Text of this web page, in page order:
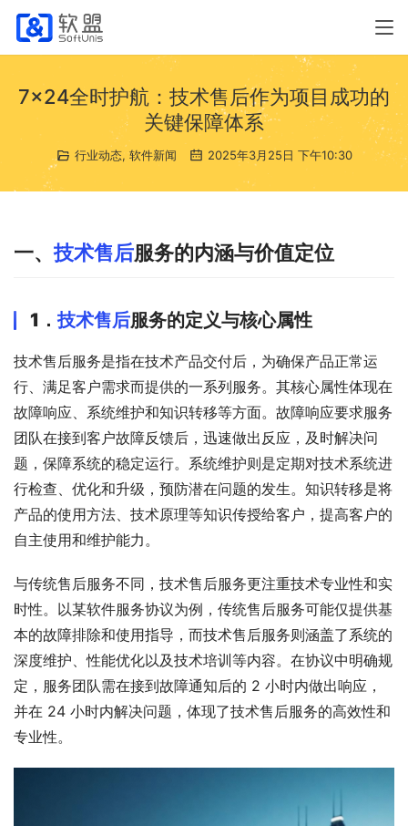
7×24全时护航：技术售后作为项目成功的
关键保障体系
行业动态, 软件新闻 2025年3月25日 下午10:30
一、技术售后服务的内涵与价值定位
1． 技术售后服务的定义与核心属性
技术售后服务是指在技术产品交付后，为确保产品正常运
行、满足客户需求而提供的一系列服务。其核心属性体现在
故障响应、系统维护和知识转移等方面。故障响应要求服务
团队在接到客户故障反馈后，迅速做出反应，及时解决问
题，保障系统的稳定运行。系统维护则是定期对技术系统进
行检查、优化和升级，预防潜在问题的发生。知识转移是将
产品的使用方法、技术原理等知识传授给客户，提高客户的
自主使用和维护能力。
与传统售后服务不同，技术售后服务更注重技术专业性和实
时性。以某软件服务协议为例，传统售后服务可能仅提供基
本的故障排除和使用指导，而技术售后服务则涵盖了系统的
深度维护、性能优化以及技术培训等内容。在协议中明确规
定，服务团队需在接到故障通知后的 2 小时内做出响应，
并在 24 小时内解决问题，体现了技术售后服务的高效性和
专业性。